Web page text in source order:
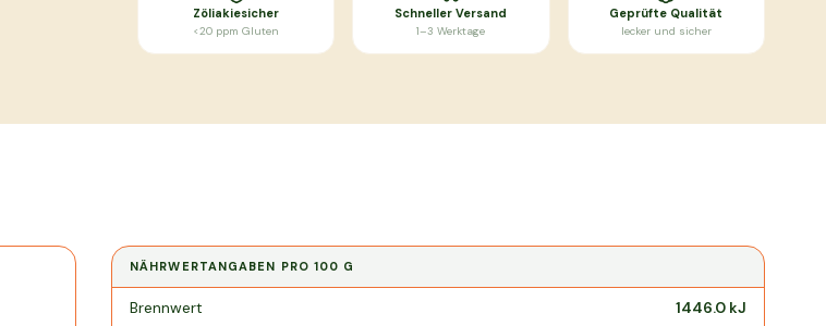
Zöliakiesicher
<20 ppm Gluten
Schneller Versand
1–3 Werktage
Geprüfte Qualität
lecker und sicher
NÄHRWERTANGABEN PRO100 G
Nährwertangaben pro
Brennwert 1446.0 kJ